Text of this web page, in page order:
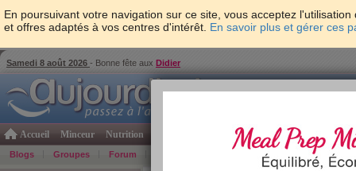
En poursuivant votre navigation sur ce site, vous acceptez
et offres adaptés à vos centres d'intérêt. En savoir plus et gérer ces
Samedi 8 août 2026 - Bonne fête aux Didier
Accueil Minceur Nutrition Psycho & tests Forme & santé
Blogs Groupes Forum Bons Plans